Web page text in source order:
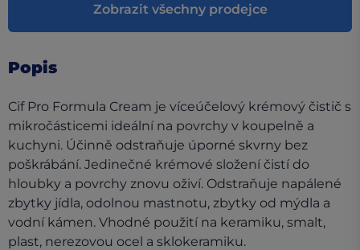
Zobrazit všechny prodejce
Popis
Cif Pro Formula Cream je víceúčelový krémový čistič s
mikročásticemi ideální na povrchy v koupelně a
kuchyni. Účinně odstraňuje úporné skvrny bez
poškrábání. Jedinečné krémové složení čistí do
hloubky a povrchy znovu oživí. Odstraňuje napálené
zbytky jídla, odolnou mastnotu, zbytky od mýdla a
vodní kámen. Vhodné použití na keramiku, smalt,
plast, nerezovou ocel a sklokeramiku.